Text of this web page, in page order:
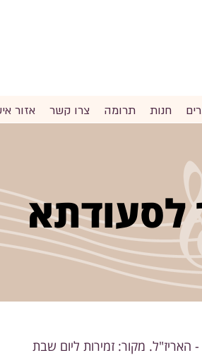
חנות תרומה צרו קשר אזור
לסעודתא
- האריז"ל. מקור: זמירות ליום שבת